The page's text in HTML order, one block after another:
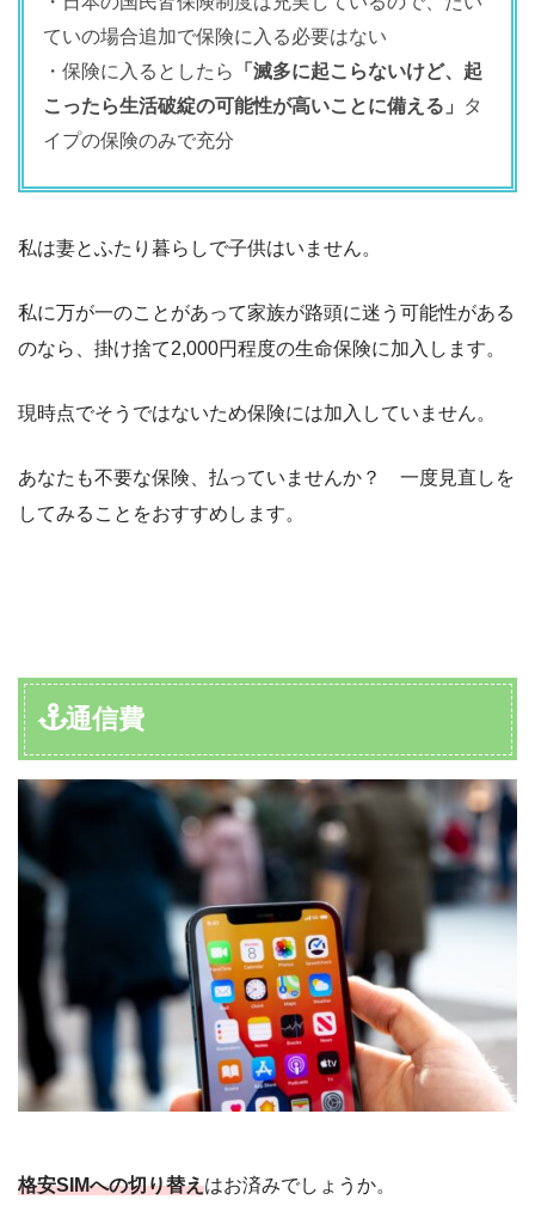
ていの場合追加で保険に入る必要はない
・保険に入るとしたら
「滅多に起こらないけど、起
こったら生活破綻の可能性が高いことに備える」
タ
イプの保険のみで充分
私は妻とふたり暮らしで子供はいません。
私に万が一のことがあって家族が路頭に迷う可能性がある
のなら、掛け捨て2,000円程度の生命保険に加入します。
現時点でそうではないため保険には加入していません。
あなたも不要な保険、払っていませんか？ 一度見直しを
してみることをおすすめします。
通信費
格安SIMへの切り替えはお済みでしょうか。